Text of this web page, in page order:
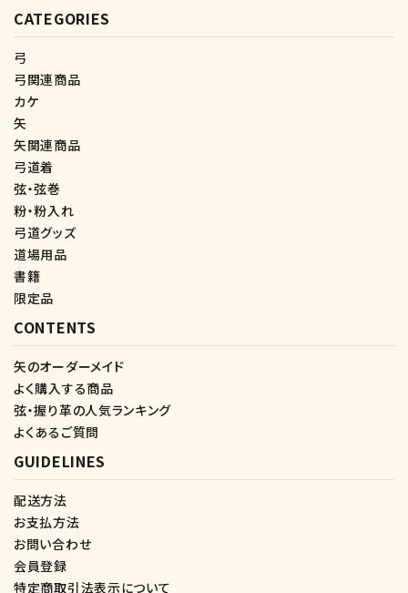
CATEGORIES
弓
弓関連商品
カケ
矢
矢関連商品
弓道着
弦・弦巻
粉・粉入れ
弓道グッズ
道場用品
書籍
限定品
CONTENTS
矢のオーダーメイド
よく購入する商品
弦・握り革の人気ランキング
よくあるご質問
GUIDELINES
配送方法
お支払方法
お問い合わせ
会員登録
特定商取引法表示について